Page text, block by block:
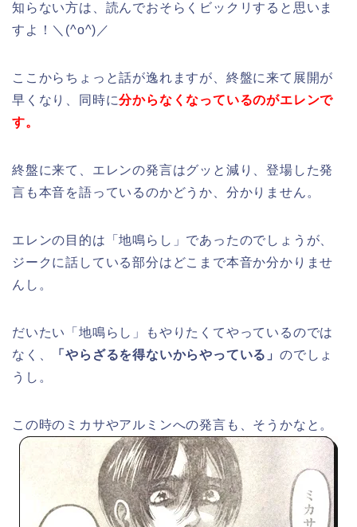
知らない方は、読んでおそらくビックリすると思いま
すよ！＼(^o^)／
ここからちょっと話が逸れますが、終盤に来て展開が
早くなり、同時に分からなくなっているのがエレンで
す。
終盤に来て、エレンの発言はグッと減り、登場した発
言も本音を語っているのかどうか、分かりません。
エレンの目的は「地鳴らし」であったのでしょうが、
ジークに話している部分はどこまで本音か分かりませ
んし。
だいたい「地鳴らし」もやりたくてやっているのでは
なく、
「やらざるを得ないからやっている」のでしょ
うし。
この時のミカサやアルミンへの発言も、そうかなと。